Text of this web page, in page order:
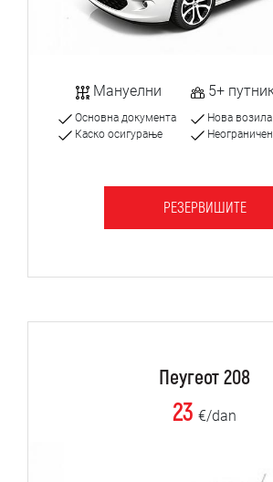
Мануелни 5+
Основна документа
Каско осигурање
Нова возила
РЕЗЕРВИШИТЕ
Пеугеот 208
23 €/dan